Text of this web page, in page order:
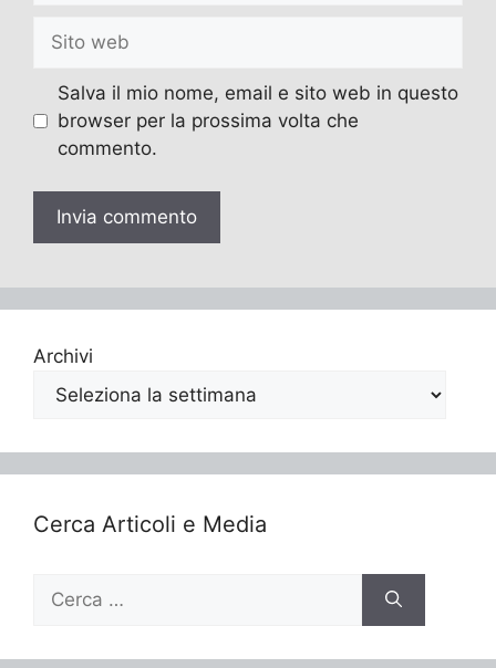
Sito
web
Salva il mio nome, email e sito web in questo
browser per la prossima volta che
commento.
Archivi
Cerca Articoli e Media
per: